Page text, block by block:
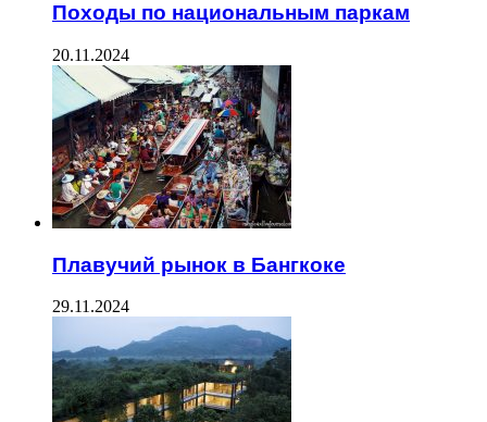
Походы по национальным паркам
20.11.2024
Плавучий рынок в Бангкоке
29.11.2024